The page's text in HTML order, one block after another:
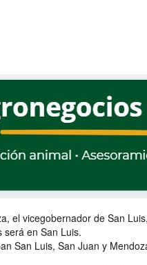
el vicegobernador de San
será en San Luis.
San Luis, San Juan y